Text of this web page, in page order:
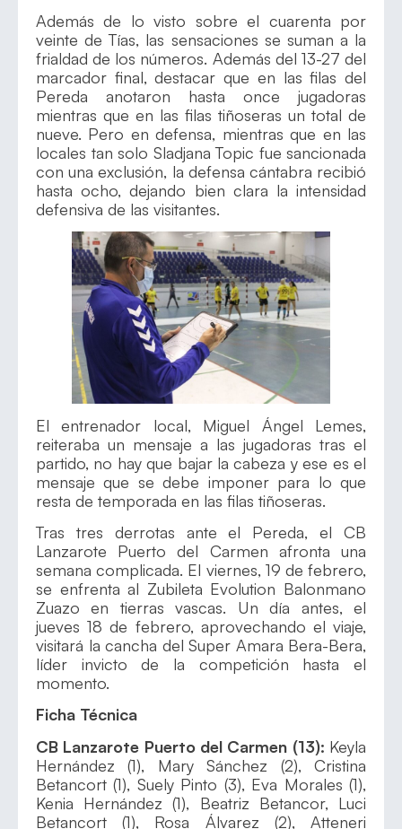
Además de lo visto sobre el cuarenta por
veinte de Tías, las sensaciones se suman a la
frialdad de los números. Además del 13-27 del
marcador final, destacar que en las filas del
Pereda anotaron hasta once jugadoras
mientras que en las filas tiñoseras un total de
nueve. Pero en defensa, mientras que en las
locales tan solo Sladjana Topic fue sancionada
con una exclusión, la defensa cántabra recibió
hasta ocho, dejando bien clara la intensidad
defensiva de las visitantes.
El entrenador local, Miguel Ángel Lemes,
reiteraba un mensaje a las jugadoras tras el
partido, no hay que bajar la cabeza y ese es el
mensaje que se debe imponer para lo que
resta de temporada en las filas tiñoseras.
Tras tres derrotas ante el Pereda, el CB
Lanzarote Puerto del Carmen afronta una
semana complicada. El viernes, 19 de febrero,
se enfrenta al Zubileta Evolution Balonmano
Zuazo en tierras vascas. Un día antes, el
jueves 18 de febrero, aprovechando el viaje,
visitará la cancha del Super Amara Bera-Bera,
líder invicto de la competición hasta el
momento.
Ficha Técnica
CB Lanzarote Puerto del Carmen (13): Keyla
Hernández (1), Mary Sánchez (2), Cristina
Betancort (1), Suely Pinto (3), Eva Morales (1),
Kenia Hernández (1), Beatriz Betancor, Luci
Betancort (1), Rosa Álvarez (2), Atteneri